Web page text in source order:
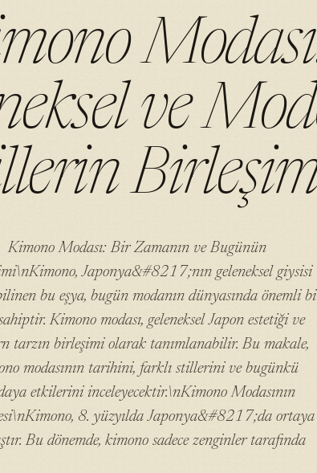
ve
Kimono Modası: Bir Zamanın ve Bugünün
Japonya&#8217;nın geleneksel giysisi
bu eşya, bugün modanın dünyasında önemli
Kimono modası, geleneksel Japon estetiği ve
tarzın birleşimi olarak tanımlanabilir. Bu makale,
modasının tarihini, farklı stillerini ve bugünkü
etkilerini inceleyecektir.\nKimono Modasının
8. yüzyılda Japonya&#8217;da ortaya
Bu dönemde, kimono sadece zenginler tarafında